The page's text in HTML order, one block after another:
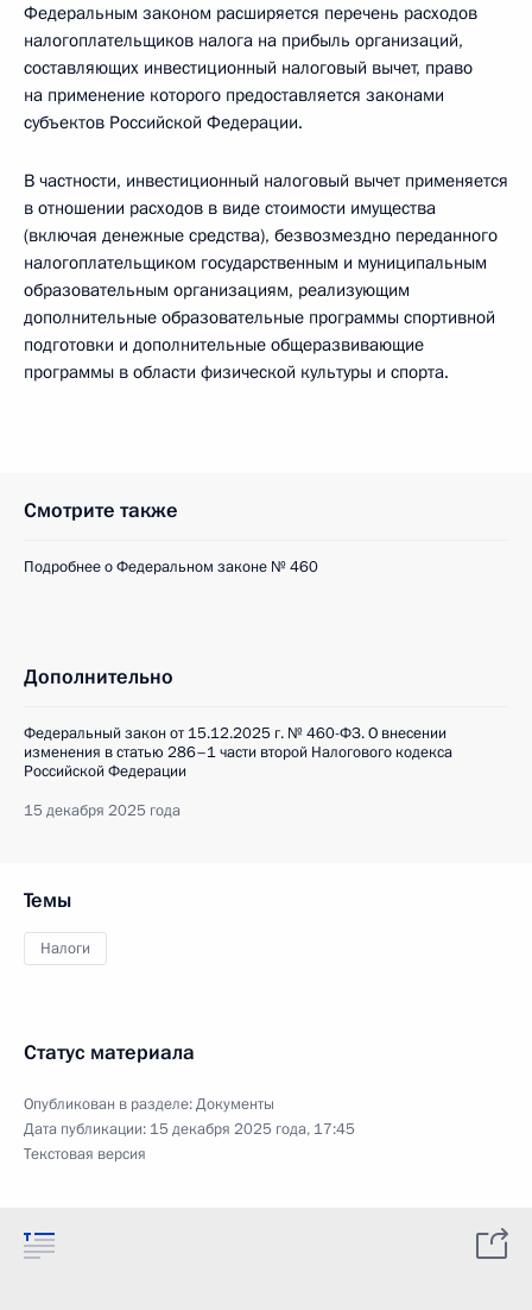
Федеральным законом расширяется перечень расходов
налогоплательщиков налога на прибыль организаций,
составляющих инвестиционный налоговый вычет, право
на применение которого предоставляется законами
субъектов Российской Федерации.
В частности, инвестиционный налоговый вычет применяется
в отношении расходов в виде стоимости имущества
(включая денежные средства), безвозмездно переданного
налогоплательщиком государственным и муниципальным
образовательным организациям, реализующим
дополнительные образовательные программы спортивной
подготовки и дополнительные общеразвивающие
программы в области физической культуры и спорта.
Смотрите также
Подробнее о Федеральном законе № 460
Дополнительно
Федеральный закон от 15.12.2025 г. № 460-ФЗ. О внесении
изменения в статью 286–1 части второй Налогового кодекса
Российской Федерации
15 декабря 2025 года
Темы
Налоги
Статус материала
Опубликован в разделе:Документы
Дата публикации: 15 декабря 2025 года, 17:45
Текстовая версия